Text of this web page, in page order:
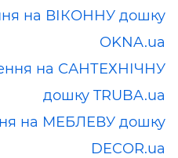
на ВІКОННУ дошку
OKNA.ua
на САНТЕХНІЧНУ
дошку TRUBA.ua
на МЕБЛЕВУ дошку
DECOR.ua